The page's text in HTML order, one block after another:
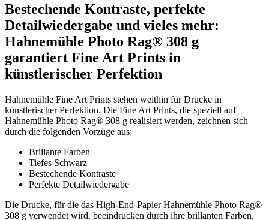
Bestechende Kontraste, perfekte
Detailwiedergabe und vieles mehr:
Hahnemühle Photo Rag® 308 g
garantiert Fine Art Prints in
künstlerischer Perfektion
Hahnemühle Fine Art Prints stehen weithin für Drucke in
künstlerischer Perfektion. Die Fine Art Prints, die speziell auf
Hahnemühle Photo Rag® 308 g realisiert werden, zeichnen sich
durch die folgenden Vorzüge aus:
Brillante Farben
Tiefes Schwarz
Bestechende Kontraste
Perfekte Detailwiedergabe
Die Drucke, für die das High-End-Papier Hahnemühle Photo Rag®
308 g verwendet wird, beeindrucken durch ihre brillanten Farben,